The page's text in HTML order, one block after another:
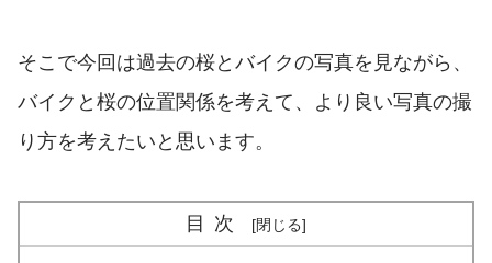
そこで今回は過去の桜とバイクの写真を見ながら、
バイクと桜の位置関係を考えて、より良い写真の撮
り方を考えたいと思います。
目次